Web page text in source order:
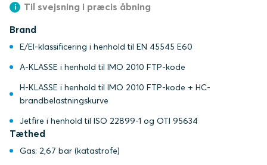
Til svejsning i præcis åbning
Brand
E/EI-klassificering i henhold til EN 45545 E60
A-KLASSE i henhold til IMO 2010 FTP-kode
H-KLASSE i henhold til IMO 2010 FTP-kode + HC-
brandbelastningskurve
Jetfire i henhold til ISO 22899-1 og OTI 95634
Tæthed
Gas: 2,67 bar (katastrofe)